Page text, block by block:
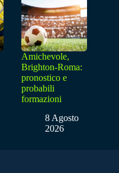
Amichevole,
Brighton-Roma:
pronostico e
probabili
formazioni
8 Agosto
2026